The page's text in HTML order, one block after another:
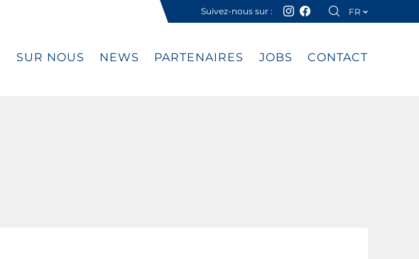
Suivez-nous sur : FR
SUR NOUS NEWS PARTENAIRES JOBS CONTACT